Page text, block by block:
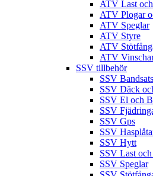
ATV Last
ATV Plogar
ATV Speglar
ATV Styre
ATV
ATV
SSV tillbehör
SSV
SSV Däck
SSV El och
SSV
SSV Gps
SSV
SSV Hytt
SSV Last
SSV Speglar